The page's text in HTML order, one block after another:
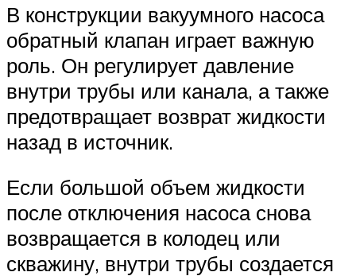
В конструкции вакуумного насоса
обратный клапан играет важную
роль. Он регулирует давление
внутри трубы или канала, а также
предотвращает возврат жидкости
назад в источник.
Если большой объем жидкости
после отключения насоса снова
возвращается в колодец или
скважину, внутри трубы создается